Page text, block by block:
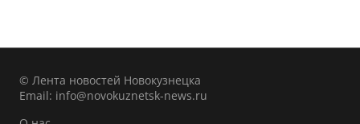
© Лента новостей Новокузнецка
Email: info@novokuznetsk-news.ru